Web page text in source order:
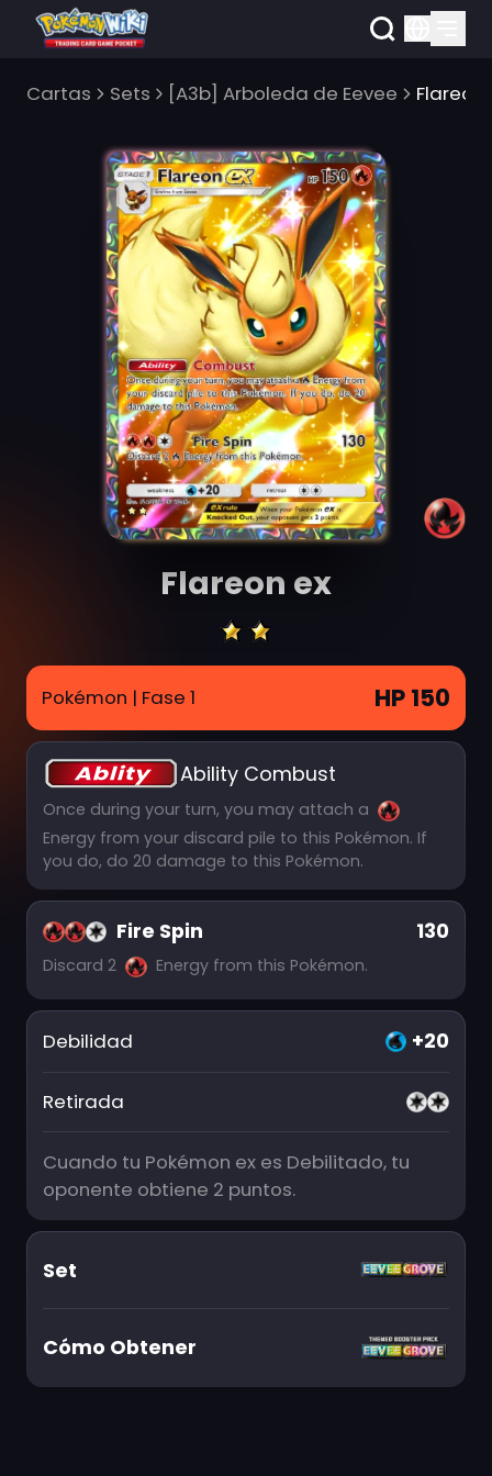
Cartas Sets [A3b] Arboleda de Eevee Flareon
Flareon ex
Pokémon | Fase 1 HP 150
Ability Combust
Once during your turn, you may attach a
Energy from your discard pile to this Pokémon. If
you do, do 20 damage to this Pokémon.
Fire Spin 130
Discard 2 Energy from this Pokémon.
Debilidad +20
Retirada
Cuando tu Pokémon ex es Debilitado, tu
oponente obtiene 2 puntos.
Set
Cómo Obtener